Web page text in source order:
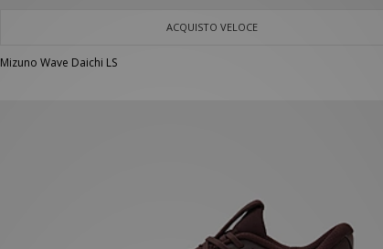
ACQUISTO VELOCE
Mizuno Wave Daichi LS